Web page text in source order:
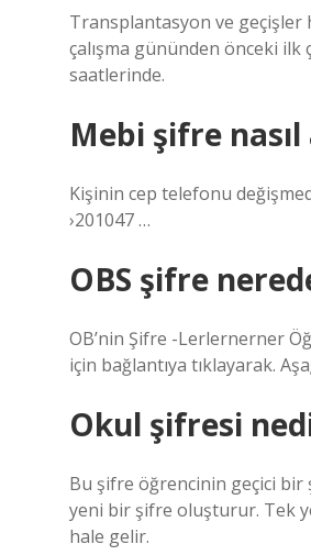
Transplantasyon ve geçişler
çalışma gününden önceki ilk
saatlerinde.
Mebi şifre nasıl
Kişinin cep telefonu
›201047 …
OBS şifre
OB’nin Şifre -Lerlernerner
için bağlantıya tıklayarak.
Okul şifresi
Bu şifre öğrencinin geçici bir
yeni bir şifre oluşturur. Tek
hale gelir.